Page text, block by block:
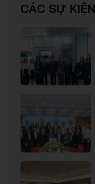
CÁC SỰ